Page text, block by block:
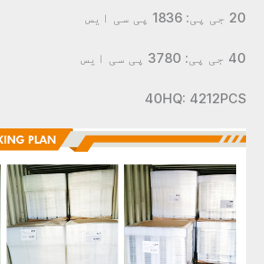
20 جی پی: 1836 پی سی ایس
40 جی پی: 3780 پی سی ایس
40HQ: 4212PCS